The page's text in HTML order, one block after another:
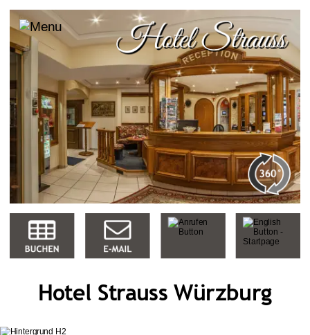
Hotel Strauss Würzburg